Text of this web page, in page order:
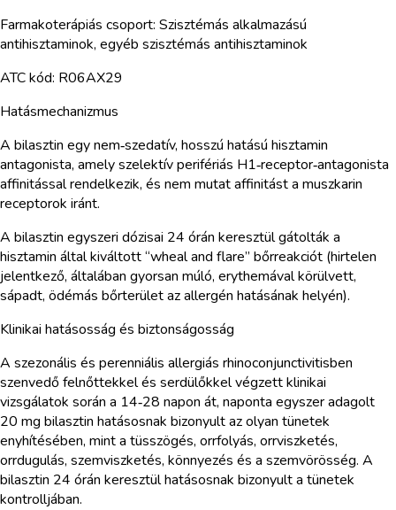
Farmakoterápiás csoport: Szisztémás alkalmazású
antihisztaminok, egyéb szisztémás antihisztaminok
ATC kód: R06AX29
Hatásmechanizmus
A bilasztin egy nem‑szedatív, hosszú hatású hisztamin
antagonista, amely szelektív perifériás H1‑receptor‑antagonista
affinitással rendelkezik, és nem mutat affinitást a muszkarin
receptorok iránt.
A bilasztin egyszeri dózisai 24 órán keresztül gátolták a
hisztamin által kiváltott “wheal and flare” bőrreakciót (hirtelen
jelentkező, általában gyorsan múló, erythemával körülvett,
sápadt, ödémás bőrterület az allergén hatásának helyén).
Klinikai hatásosság és biztonságosság
A szezonális és perenniális allergiás rhinoconjunctivitisben
szenvedő felnőttekkel és serdülőkkel végzett klinikai
vizsgálatok során a 14‑28 napon át, naponta egyszer adagolt
20 mg bilasztin hatásosnak bizonyult az olyan tünetek
enyhítésében, mint a tüsszögés, orrfolyás, orrviszketés,
orrdugulás, szemviszketés, könnyezés és a szemvörösség. A
bilasztin 24 órán keresztül hatásosnak bizonyult a tünetek
kontrolljában.